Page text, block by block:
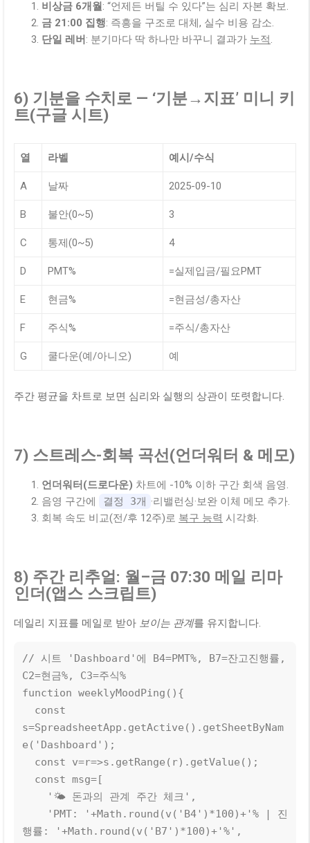
비상금 6개월 : “언제든 버틸 수 있다”는 심리 자본 확보.
금 21:00 집행: 즉흥을 구조로 대체, 실수 비용 감소.
단일 레버 : 분기마다 딱 하나만 바꾸니 결과가 누적.
6) 기분을 수치로 — ‘기분→지표’ 미니 키
트(구글 시트)
열 라벨 예시/수식
A 날짜 2025-09-10
B 불안(0~5) 3
C 통제(0~5) 4
D PMT% =실제입금/필요PMT
E 현금% =현금성/총자산
F 주식% =주식/총자산
G 쿨다운(예/아니오) 예
주간 평균을 차트로 보면 심리와 실행의 상관이 또렷합니다.
7) 스트레스-회복 곡선(언더워터 & 메모)
언더워터(드로다운) 차트에 -10% 이하 구간 회색 음영.
음영 구간에
결정 3개 ·리밸런싱·보완 이체 메모 추가.
회복 속도 비교(전/후 12주)로 복구 능력 시각화.
8) 주간 리추얼: 월–금 07:30 메일 리마
인더(앱스 스크립트)
데일리 지표를 메일로 받아 보이는 관계를 유지합니다.
// 시트 'Dashboard'에 B4=PMT%, B7=잔고진행률,
C2=현금%, C3=주식%
function weeklyMoodPing(){
s=SpreadsheetApp.getActive().getSheetByNam
e('Dashboard');
행률: '+Math.round(v('B7')*100)+'%',